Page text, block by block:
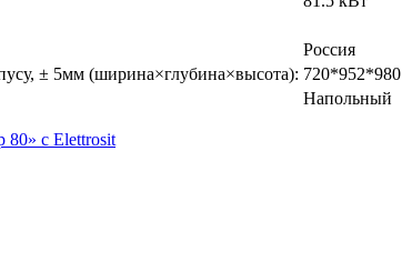
Россия
± 5мм (ширина×глубина×высота): 720*952*980
Напольный
80» с Elettrosit